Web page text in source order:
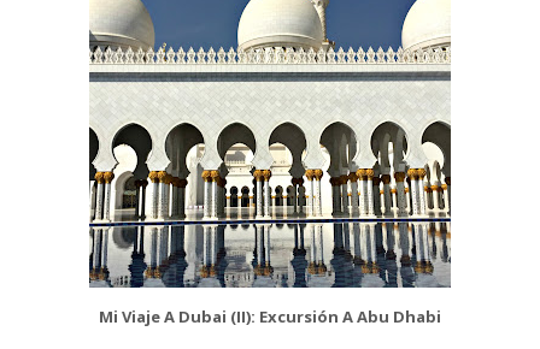
Mi Viaje A Dubai (II): Excursión A Abu Dhabi